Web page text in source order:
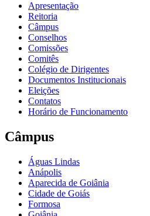
Apresentação
Reitoria
Câmpus
Conselhos
Comissões
Comitês
Colégio de Dirigentes
Documentos Institucionais
Eleições
Contatos
Horário de Funcionamento
Câmpus
Águas Lindas
Anápolis
Aparecida de Goiânia
Cidade de Goiás
Formosa